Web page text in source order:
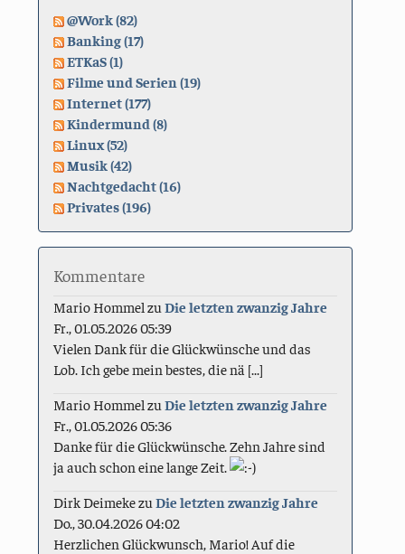
@Work (82)
Banking (17)
ETKaS (1)
Filme und Serien (19)
Internet (177)
Kindermund (8)
Linux (52)
Musik (42)
Nachtgedacht (16)
Privates (196)
Kommentare
Mario Hommel zuDie letzten zwanzig Jahre
Fr., 01.05.2026 05:39
Vielen Dank für die Glückwünsche und das
Lob. Ich gebe mein bestes, die nä [...]
Mario Hommel zuDie letzten zwanzig Jahre
Fr., 01.05.2026 05:36
Danke für die Glückwünsche. Zehn Jahre sind
ja auch schon eine lange Zeit.
Dirk DeimekezuDie letzten zwanzig Jahre
Do., 30.04.2026 04:02
Herzlichen Glückwunsch, Mario! Auf die